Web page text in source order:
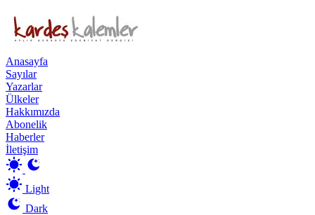
Anasayfa
Sayılar
Yazarlar
Ülkeler
Hakkımızda
Abonelik
Haberler
İletişim
Light
Dark